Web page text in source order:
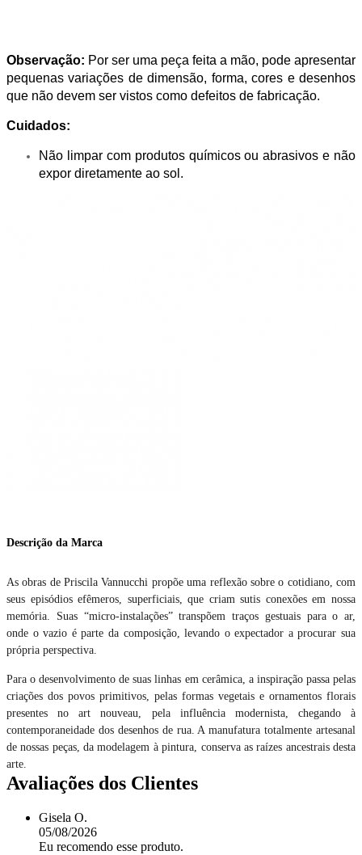
Observação: Por ser uma peça feita a mão, pode apresentar
pequenas variações de dimensão, forma, cores e desenhos
que não devem ser vistos como defeitos de fabricação.
Cuidados:
Não limpar com produtos químicos ou abrasivos e não
expor diretamente ao sol.
Descrição da Marca
As obras de Priscila Vannucchi propõe uma reflexão sobre o cotidiano, com
seus episódios efêmeros, superficiais, que criam sutis conexões em nossa
memória. Suas “micro-instalações” transpõem traços gestuais para o ar,
onde o vazio é parte da composição, levando o expectador a procurar sua
própria perspectiva.
Para o desenvolvimento de suas linhas em cerâmica, a inspiração passa pelas
criações dos povos primitivos, pelas formas vegetais e ornamentos florais
presentes no art nouveau, pela influência modernista, chegando à
contemporaneidade dos desenhos de rua. A manufatura totalmente artesanal
de nossas peças, da modelagem à pintura, conserva as raízes ancestrais desta
arte.
Avaliações dos Clientes
Gisela O.
05/08/2026
Eu recomendo esse produto.